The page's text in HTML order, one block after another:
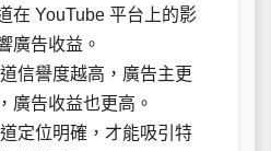
在 YouTube 平台上的影
廣告收益。
信譽度越高，廣告主更
廣告收益也更高。
定位明確，才能吸引特